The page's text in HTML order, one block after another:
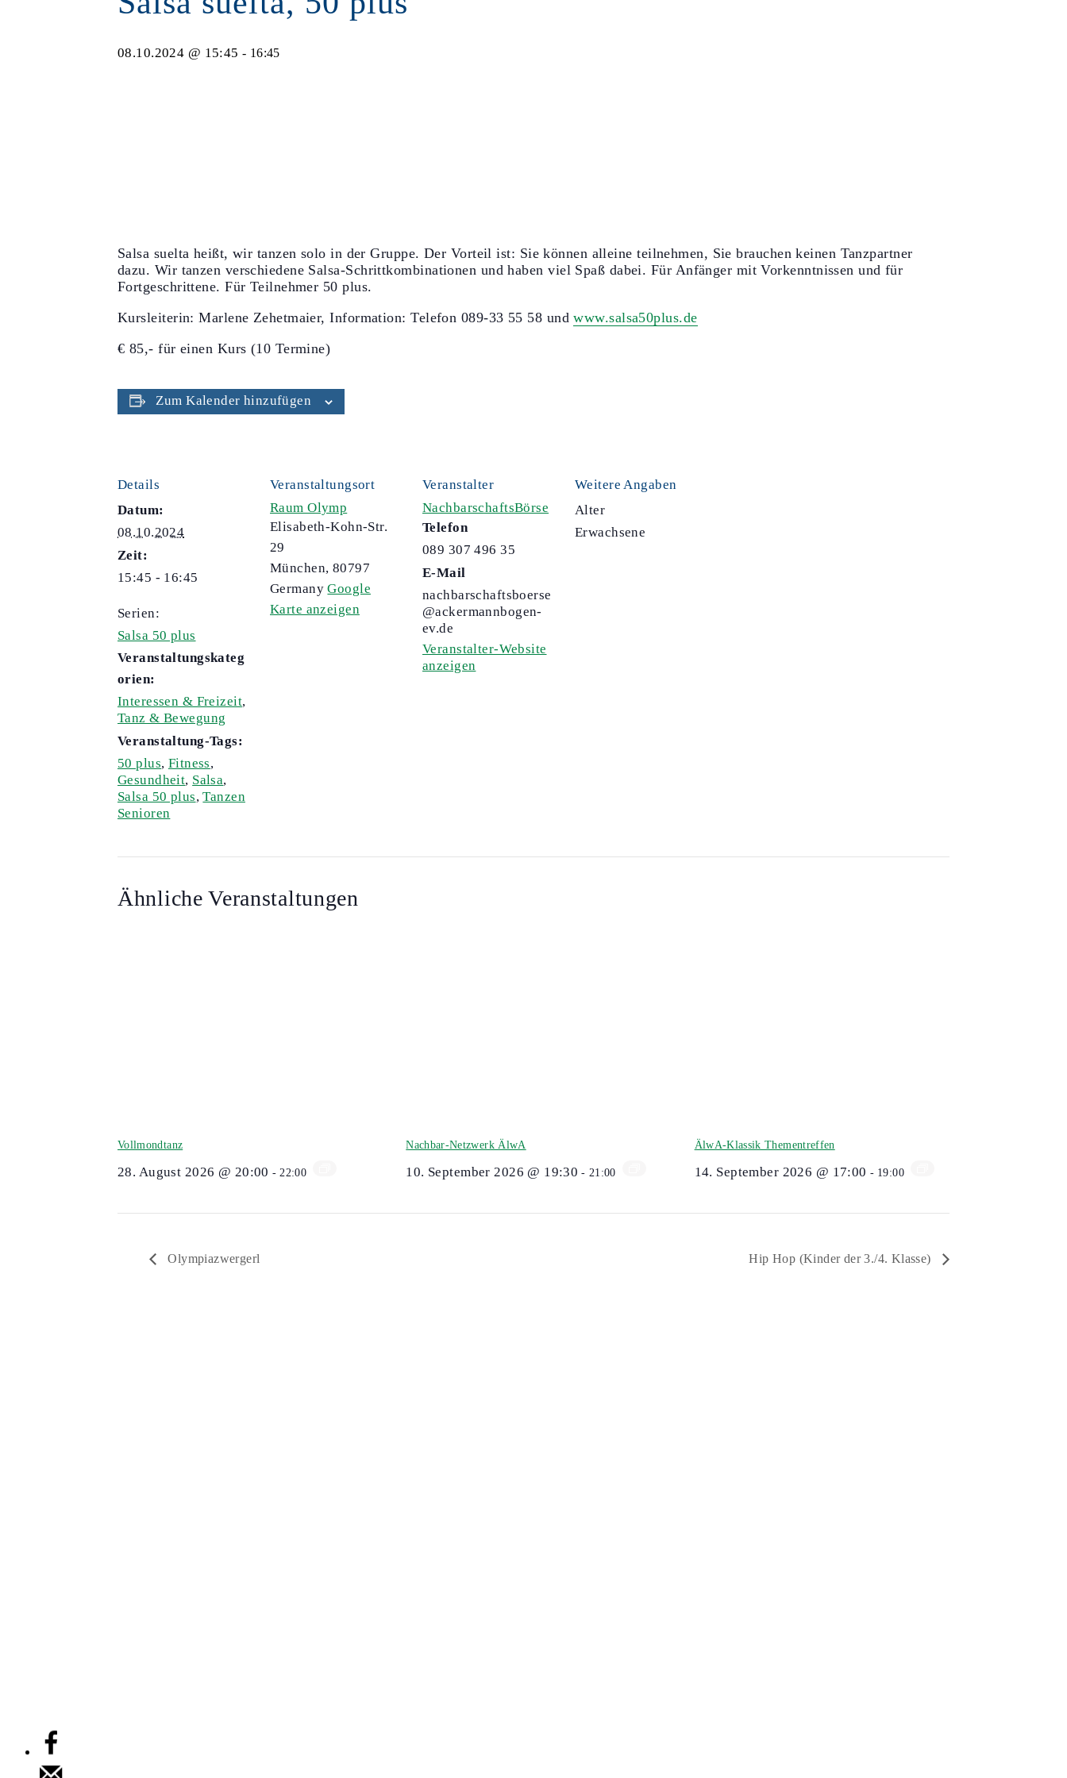
08.10.2024 @ 15:45 - 16:45
Salsa suelta heißt, wir tanzen solo in der Gruppe. Der Vorteil ist: Sie können alleine teilnehmen, Sie brauchen keinen Tanzpartner
dazu. Wir tanzen verschiedene Salsa-Schrittkombinationen und haben viel Spaß dabei. Für Anfänger mit Vorkenntnissen und für
Fortgeschrittene. Für Teilnehmer 50 plus.
Kursleiterin: Marlene Zehetmaier, Information: Telefon 089-33 55 58 undwww.salsa50plus.de
€ 85,- für einen Kurs (10 Termine)
Zum Kalender hinzufügen
Details
Datum:
08.10.2024
Zeit:
15:45 - 16:45
Serien:
Salsa 50 plus
Veranstaltungskateg
orien:
Interessen & Freizeit,
Tanz & Bewegung
Veranstaltung-Tags:
50 plus, Fitness,
Gesundheit, Salsa,
Salsa 50 plus,Tanzen
Senioren
Veranstaltungsort
Raum Olymp
Elisabeth-Kohn-Str.
29
München, 80797
Germany Google
Karte anzeigen
Veranstalter
NachbarschaftsBörse
Telefon
089 307 496 35
E-Mail
nachbarschaftsboerse
@ackermannbogen-
ev.de
Veranstalter-Website
anzeigen
Weitere Angaben
Alter
Erwachsene
Ähnliche Veranstaltungen
Vollmondtanz
28. August 2026 @ 20:00 - 22:00
Nachbar-Netzwerk ÄlwA
10. September 2026 @ 19:30 - 21:00
ÄlwA-Klassik Thementreffen
14. September 2026 @ 17:00 - 19:00
Olympiazwergerl Hip Hop (Kinder der 3./4. Klasse)